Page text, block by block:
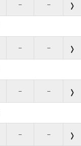
– –
– –
– –
– –